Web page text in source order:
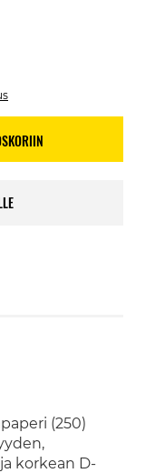
(250)
korkean D-